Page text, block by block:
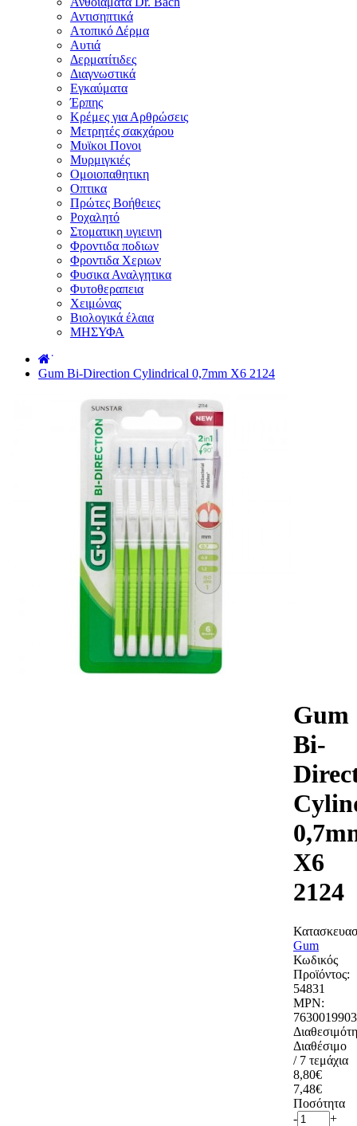
Αντισηπτικά
Ατοπικό Δέρμα
Αυτιά
Δερματίτιδες
Διαγνωστικά
Εγκαύματα
Έρπης
Κρέμες για Αρθρώσεις
Μετρητές σακχάρου
Μυϊκοι Πονοι
Μυρμιγκιές
Ομοιοπαθητικη
Οπτικα
Πρώτες Βοήθειες
Ροχαλητό
Στοματικη υγιεινη
Φροντιδα ποδιων
Φροντιδα Χεριων
Φυσικα Αναλγητικα
Φυτοθεραπεια
Χειμώνας
Βιολογικά έλαια
ΜΗΣΥΦΑ
˙
Gum Bi-Direction Cylindrical 0,7mm X6 2124
Gum
Bi-
X6
2124
Gum
Κωδικός
Προϊόντος:
54831
MPN:
Διαθέσιμο
/ 7 τεμάχια
8,80€
7,48€
Ποσότητα
-
+